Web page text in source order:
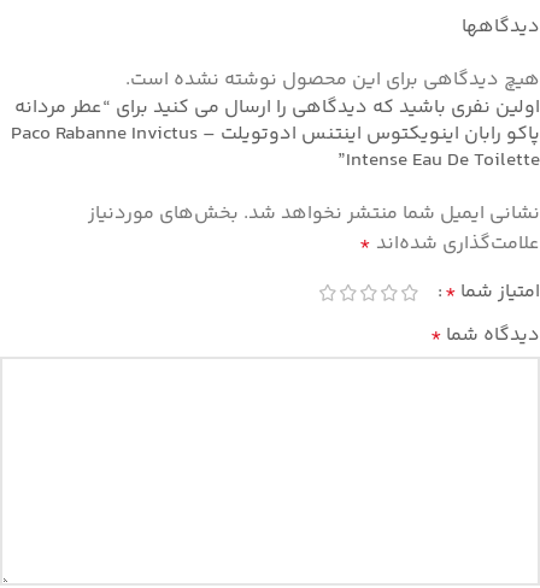
دیدگاهها
هیچ دیدگاهی برای این محصول نوشته نشده است.
اولین نفری باشید که دیدگاهی را ارسال می کنید برای “عطر مردانه
پاکو رابان اینویکتوس اینتنس ادوتویلت – Paco Rabanne Invictus
Intense Eau De Toilette”
نشانی ایمیل شما منتشر نخواهد شد. بخش‌های موردنیاز
علامت‌گذاری شده‌اند *
امتیاز شما *
دیدگاه شما *